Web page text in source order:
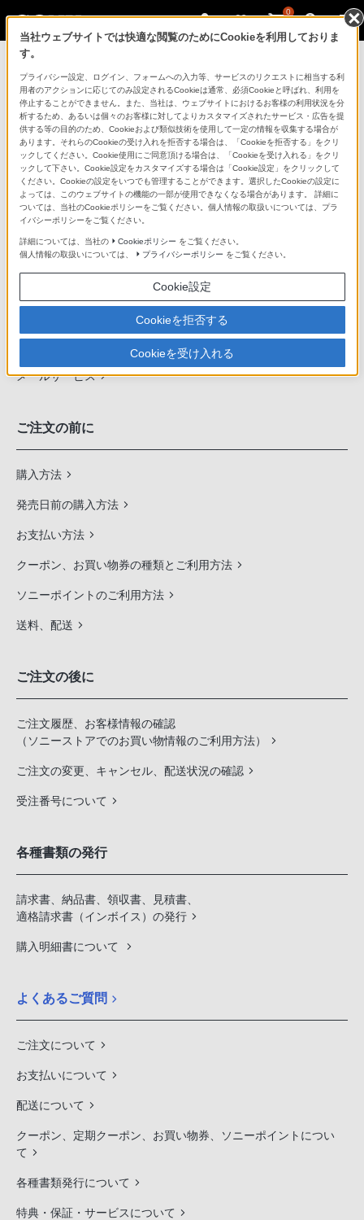
0
ソニーストアのご利用ガイド
ご利用ガイドでは、ソニーストアのご利用方法・サービ
スに関しまとめてご案内しております。
ご利用の前に
ソニーストア 店舗のご案内
ソニーショップ（ソニーストア取次店）のご案内
ソニーストアの特典・サービス
（長期保証、下取サービス、設置・設定サービスなど）
定期クーポンのプレゼントについて
メールサービス
ご注文の前に
購入方法
発売日前の購入方法
お支払い方法
クーポン、お買い物券の種類とご利用方法
ソニーポイントのご利用方法
送料、配送
ご注文の後に
ご注文履歴、お客様情報の確認
（ソニーストアでのお買い物情報のご利用方法）
ご注文の変更、キャンセル、配送状況の確認
受注番号について
各種書類の発行
請求書、納品書、領収書、見積書、
適格請求書（インボイス）の発行
購入明細書について
よくあるご質問
ご注文について
お支払いについて
配送について
クーポン、定期クーポン、お買い物券、ソニーポイントについ
て
各種書類発行について
特典・保証・サービスについて
当社ウェブサイトでは快適な閲覧のためにCookieを利用しておりま
す。
プライバシー設定、ログイン、フォームへの入力等、サービスのリクエストに相当する利
用者のアクションに応じてのみ設定されるCookieは通常、必須Cookieと呼ばれ、利用を
停止することができません。また、当社は、ウェブサイトにおけるお客様の利用状況を分
析するため、あるいは個々のお客様に対してよりカスタマイズされたサービス・広告を提
供する等の目的のため、Cookieおよび類似技術を使用して一定の情報を収集する場合が
あります。それらのCookieの受け入れを拒否する場合は、「Cookieを拒否する」をクリ
ックしてください。Cookie使用にご同意頂ける場合は、「Cookieを受け入れる」をクリ
ックして下さい。Cookie設定をカスタマイズする場合は「Cookie設定」をクリックして
ください。Cookieの設定をいつでも管理することができます。選択したCookieの設定に
よっては、このウェブサイトの機能の一部が使用できなくなる場合があります。 詳細に
ついては、当社のCookieポリシーをご覧ください。個人情報の取扱いについては、プラ
イバシーポリシーをご覧ください。
詳細については、当社の Cookieポリシー をご覧ください。
個人情報の取扱いについては、
プライバシーポリシー をご覧ください。
Cookie設定
Cookieを拒否する
Cookieを受け入れる